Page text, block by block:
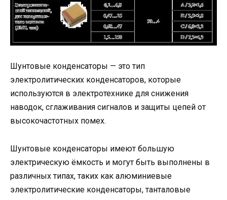
Шунтовые конденсаторы — это тип
электролитических конденсаторов, которые
используются в электротехнике для снижения
наводок, сглаживания сигналов и защиты цепей от
высокочастотных помех.
Шунтовые конденсаторы имеют большую
электрическую ёмкость и могут быть выполнены в
различных типах, таких как алюминиевые
электролитические конденсаторы, танталовые